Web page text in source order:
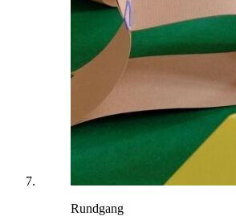
Rundgang